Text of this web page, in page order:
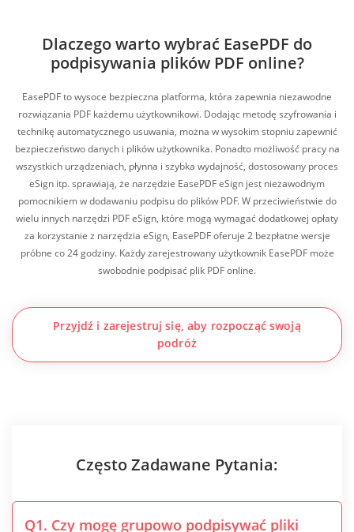
Dlaczego warto wybrać EasePDF do
podpisywania plików PDF online?
EasePDF to wysoce bezpieczna platforma, która zapewnia niezawodne
rozwiązania PDF każdemu użytkownikowi. Dodając metodę szyfrowania i
technikę automatycznego usuwania, można w wysokim stopniu zapewnić
bezpieczeństwo danych i plików użytkownika. Ponadto możliwość pracy na
wszystkich urządzeniach, płynna i szybka wydajność, dostosowany proces
eSign itp. sprawiają, że narzędzie EasePDF eSign jest niezawodnym
pomocnikiem w dodawaniu podpisu do plików PDF. W przeciwieństwie do
wielu innych narzędzi PDF eSign, które mogą wymagać dodatkowej opłaty
za korzystanie z narzędzia eSign, EasePDF oferuje 2 bezpłatne wersje
próbne co 24 godziny. Każdy zarejestrowany użytkownik EasePDF może
swobodnie podpisać plik PDF online.
Przyjdź i zarejestruj się, aby rozpocząć swoją
podróż
Często Zadawane Pytania:
Q1. Czy mogę grupowo podpisywać pliki